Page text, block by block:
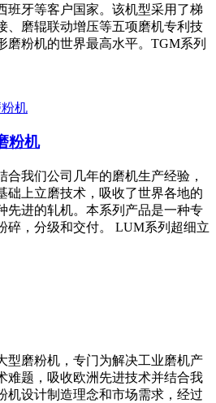
班牙等客户国家。该机型采用了梯
、磨辊联动增压等五项磨机专利技
磨粉机的世界最高水平。TGM系列
粉机
合我们公司几年的磨机生产经验，
础上立磨技术，吸收了世界各地的
先进的轧机。本系列产品是一种专
碎，分级和交付。 LUM系列超细立
型磨粉机，专门为解决工业磨机产
难题，吸收欧洲先进技术并结合我
机设计制造理念和市场需求，经过